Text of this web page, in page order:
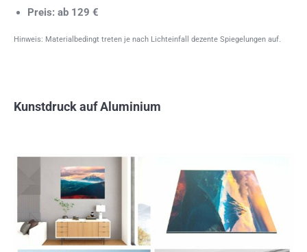
Preis: ab 129 €
Hinweis: Materialbedingt treten je nach Lichteinfall dezente Spiegelungen auf.
Kunstdruck auf Aluminium